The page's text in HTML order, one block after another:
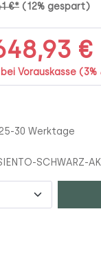
€* (12% gespart)
€
Vorauskasse (3%
30 Werktage
SCHWARZ-